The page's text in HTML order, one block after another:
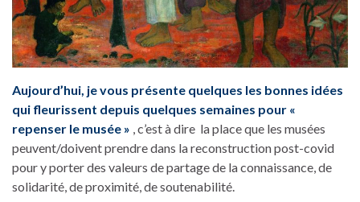
Aujourd’hui, je vous présente quelques les bonnes idées
qui fleurissent depuis quelques semaines pour «
repenser le musée » , c’est à dire la place que les musées
peuvent/doivent prendre dans la reconstruction post-covid
pour y porter des valeurs de partage de la connaissance, de
solidarité, de proximité, de soutenabilité.